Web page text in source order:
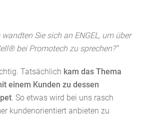
Sie sich an ENGEL, um über
bei Promotech zu sprechen?“
Tatsächlich kam das Thema
einem Kunden zu dessen
. So etwas wird bei uns rasch
kundenorientiert anbieten zu